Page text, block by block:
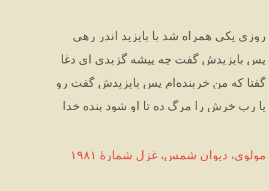
روزی یکی همراه شد با بایزید اندر رهی
پس بایزیدش گفت چه پیشه گزیدی ای دغا
گفتا که من خربنده‌ام پس بایزیدش گفت رو
یا رب خرش را مرگ ده تا او شود بنده خدا
مولوی، دیوان شمس، غزل شمارهٔ ۱۹۸۱